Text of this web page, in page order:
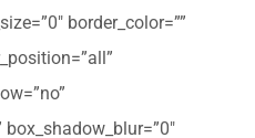
border_color=””